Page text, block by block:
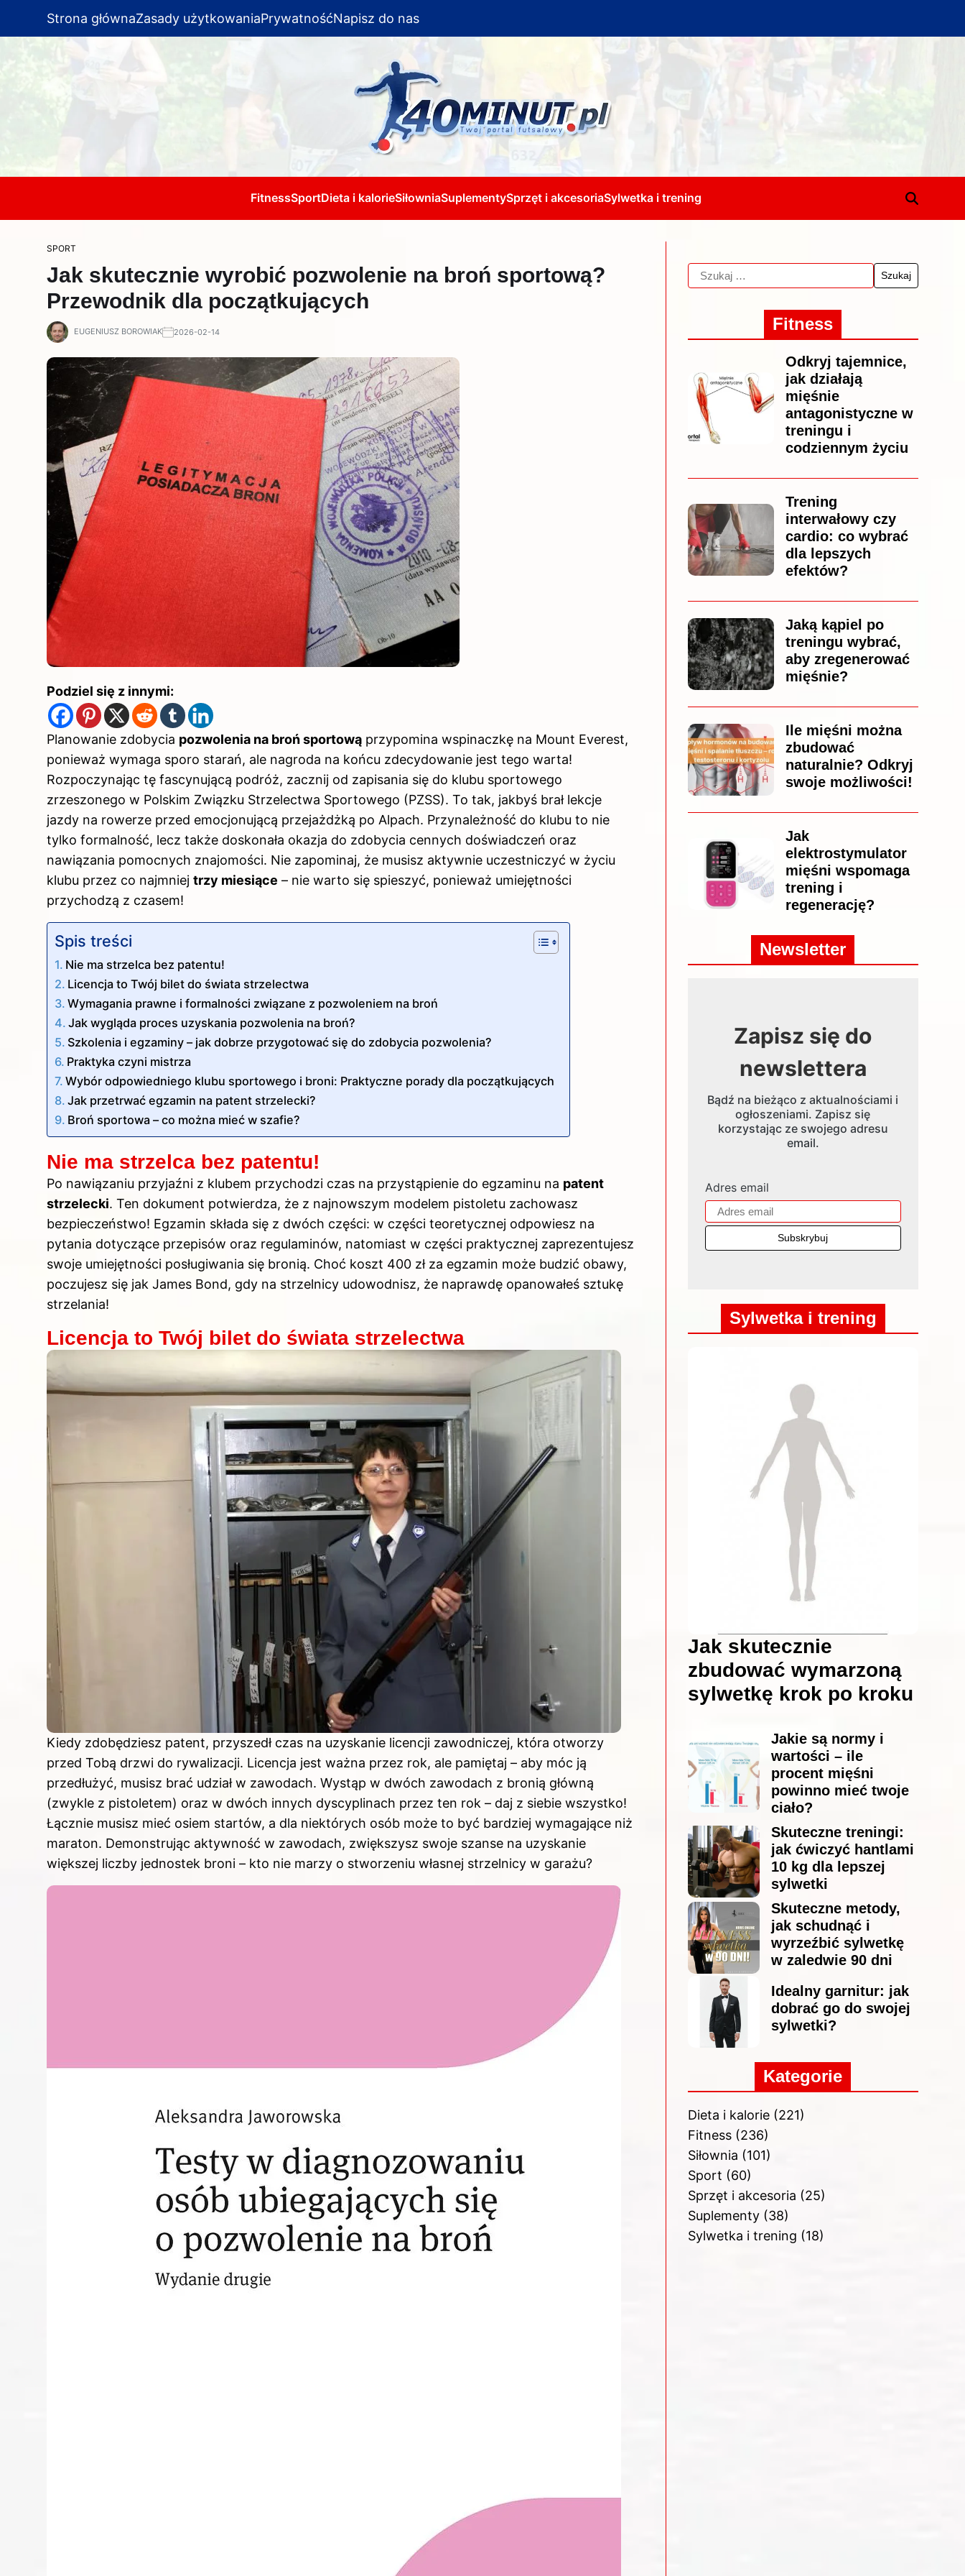
Strona głównaZasady użytkowaniaPrywatnośćNapisz do nas
FitnessSportDieta i kalorieSiłowniaSuplementySprzęt i akcesoriaSylwetka i trening
SPORT
Jak skutecznie wyrobić pozwolenie na broń sportową?
Przewodnik dla początkujących
EUGENIUSZ BOROWIAK 2026-02-14
Podziel się z innymi:
Planowanie zdobycia pozwolenia na broń sportową przypomina wspinaczkę na Mount Everest,
ponieważ wymaga sporo starań, ale nagroda na końcu zdecydowanie jest tego warta!
Rozpoczynając tę fascynującą podróż, zacznij od zapisania się do klubu sportowego
zrzeszonego w Polskim Związku Strzelectwa Sportowego (PZSS). To tak, jakbyś brał lekcje
jazdy na rowerze przed emocjonującą przejażdżką po Alpach. Przynależność do klubu to nie
tylko formalność, lecz także doskonała okazja do zdobycia cennych doświadczeń oraz
nawiązania pomocnych znajomości. Nie zapominaj, że musisz aktywnie uczestniczyć w życiu
klubu przez co najmniej trzy miesiące – nie warto się spieszyć, ponieważ umiejętności
przychodzą z czasem!
Spis treści
Nie ma strzelca bez patentu!
Licencja to Twój bilet do świata strzelectwa
Wymagania prawne i formalności związane z pozwoleniem na broń
Jak wygląda proces uzyskania pozwolenia na broń?
Szkolenia i egzaminy – jak dobrze przygotować się do zdobycia pozwolenia?
Praktyka czyni mistrza
Wybór odpowiedniego klubu sportowego i broni: Praktyczne porady dla początkujących
Jak przetrwać egzamin na patent strzelecki?
Broń sportowa – co można mieć w szafie?
Nie ma strzelca bez patentu!
Po nawiązaniu przyjaźni z klubem przychodzi czas na przystąpienie do egzaminu na patent
strzelecki. Ten dokument potwierdza, że z najnowszym modelem pistoletu zachowasz
bezpieczeństwo! Egzamin składa się z dwóch części: w części teoretycznej odpowiesz na
pytania dotyczące przepisów oraz regulaminów, natomiast w części praktycznej zaprezentujesz
swoje umiejętności posługiwania się bronią. Choć koszt 400 zł za egzamin może budzić obawy,
poczujesz się jak James Bond, gdy na strzelnicy udowodnisz, że naprawdę opanowałeś sztukę
strzelania!
Licencja to Twój bilet do świata strzelectwa
Kiedy zdobędziesz patent, przyszedł czas na uzyskanie licencji zawodniczej, która otworzy
przed Tobą drzwi do rywalizacji. Licencja jest ważna przez rok, ale pamiętaj – aby móc ją
przedłużyć, musisz brać udział w zawodach. Wystąp w dwóch zawodach z bronią główną
(zwykle z pistoletem) oraz w dwóch innych dyscyplinach przez ten rok – daj z siebie wszystko!
Łącznie musisz mieć osiem startów, a dla niektórych osób może to być bardziej wymagające niż
maraton. Demonstrując aktywność w zawodach, zwiększysz swoje szanse na uzyskanie
większej liczby jednostek broni – kto nie marzy o stworzeniu własnej strzelnicy w garażu?
Fitness
Odkryj tajemnice,
jak działają
mięśnie
antagonistyczne w
treningu i
codziennym życiu
Trening
interwałowy czy
cardio: co wybrać
dla lepszych
efektów?
Jaką kąpiel po
treningu wybrać,
aby zregenerować
mięśnie?
Ile mięśni można
zbudować
naturalnie? Odkryj
swoje możliwości!
Jak
elektrostymulator
mięśni wspomaga
trening i
regenerację?
Newsletter
Zapisz się do
newslettera
Bądź na bieżąco z aktualnościami i
ogłoszeniami. Zapisz się
korzystając ze swojego adresu
email.
Adres email
Sylwetka i trening
Jak skutecznie
zbudować wymarzoną
sylwetkę krok po kroku
Jakie są normy i
wartości – ile
procent mięśni
powinno mieć twoje
ciało?
Skuteczne treningi:
jak ćwiczyć hantlami
10 kg dla lepszej
sylwetki
Skuteczne metody,
jak schudnąć i
wyrzeźbić sylwetkę
w zaledwie 90 dni
Idealny garnitur: jak
dobrać go do swojej
sylwetki?
Kategorie
Dieta i kalorie(221)
Fitness(236)
Siłownia (101)
Sport (60)
Sprzęt i akcesoria (25)
Suplementy(38)
Sylwetka i trening (18)